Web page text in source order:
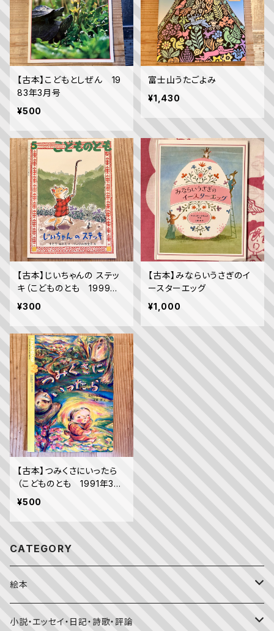
【古本】こどもとしぜん 19
83年3月号
¥500
富士山うたごよみ
¥1,430
【古本】じいちゃんの ステッ
キ（こどものとも 1999年5
月号）
¥300
【古本】みならいうさぎのイ
ースターエッグ
¥1,000
【古本】つみくさにいったら
（こどものとも 1991年3月
号）
¥500
CATEGORY
絵本
福音館書店月刊誌
小説・エッセイ・日記・詩歌・評論